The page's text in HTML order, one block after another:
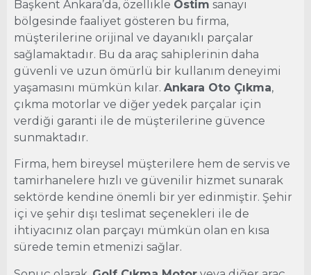
Başkent Ankara’da, özellikle Ostim sanayi
bölgesinde faaliyet gösteren bu firma,
müşterilerine orijinal ve dayanıklı parçalar
sağlamaktadır. Bu da araç sahiplerinin daha
güvenli ve uzun ömürlü bir kullanım deneyimi
yaşamasını mümkün kılar. Ankara Oto Çıkma,
çıkma motorlar ve diğer yedek parçalar için
verdiği garanti ile de müşterilerine güvence
sunmaktadır.
Firma, hem bireysel müşterilere hem de servis ve
tamirhanelere hızlı ve güvenilir hizmet sunarak
sektörde kendine önemli bir yer edinmiştir. Şehir
içi ve şehir dışı teslimat seçenekleri ile de
ihtiyacınız olan parçayı mümkün olan en kısa
sürede temin etmenizi sağlar.